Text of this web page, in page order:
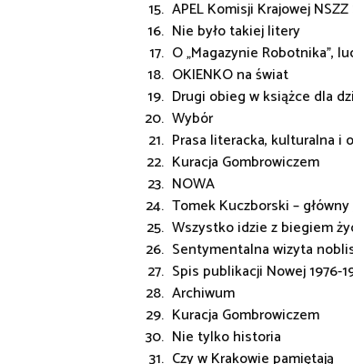
APEL Komisji Krajowej
Nie było takiej litery
O „Magazynie Robotnika”,
OKIENKO na świat
Drugi obieg w książce dla
Wybór
Prasa literacka, kulturalna i
Kuracja Gombrowiczem
NOWA
Tomek Kuczborski – główny
Wszystko idzie z biegiem
Sentymentalna wizyta
Spis publikacji Nowej 1976-
Archiwum
Kuracja Gombrowiczem
Nie tylko historia
Czy w Krakowie pamiętają